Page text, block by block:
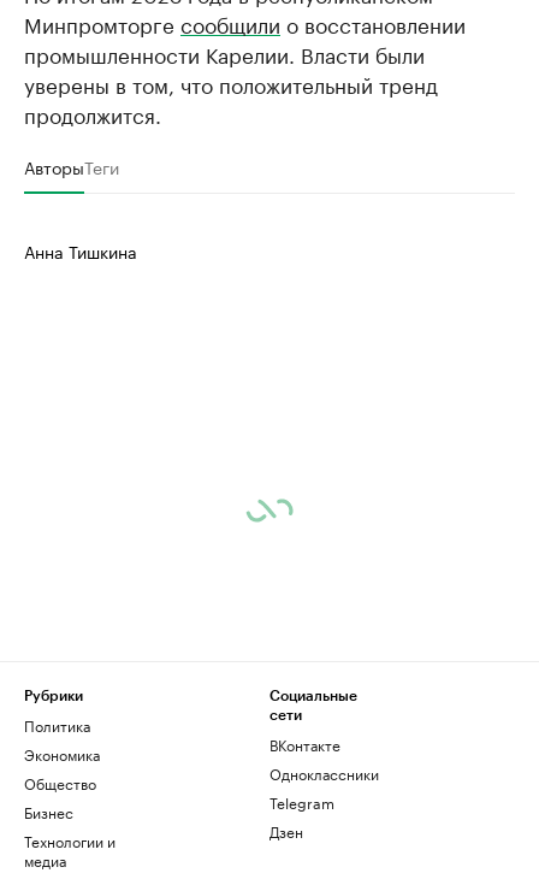
Минпромторге сообщили о восстановлении
промышленности Карелии. Власти были
уверены в том, что положительный тренд
продолжится.
АвторыТеги
Анна Тишкина
Рубрики
Политика
Экономика
Общество
Бизнес
Технологии и
медиа
Социальные
сети
ВКонтакте
Одноклассники
Telegram
Дзен